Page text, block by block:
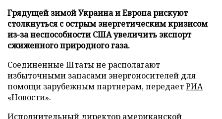
Грядущей зимой Украина и Европа рискуют
столкнуться с острым энергетическим кризисом
из-за неспособности США увеличить экспорт
сжиженного природного газа.
Соединенные Штаты не располагают
избыточными запасами энергоносителей для
помощи зарубежным партнерам, передаетРИА
«Новости».
Исполнительный директор американской